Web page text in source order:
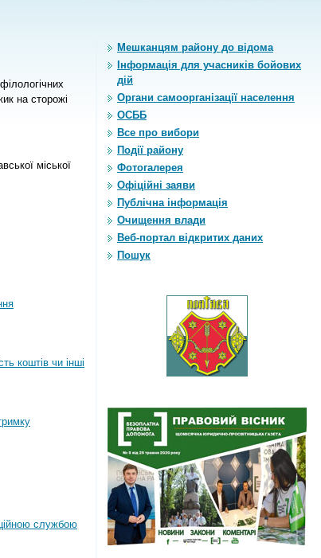
на сторожі
міської
коштів чи інші
службою
Мешканцям району до відома
Інформація для учасників бойових
дій
Органи самоорганiзацiї населення
ОСББ
Все про вибори
Події району
Фотогалерея
Офіційні заяви
Публічна інформація
Очищення влади
Веб-портал відкритих даних
Пошук